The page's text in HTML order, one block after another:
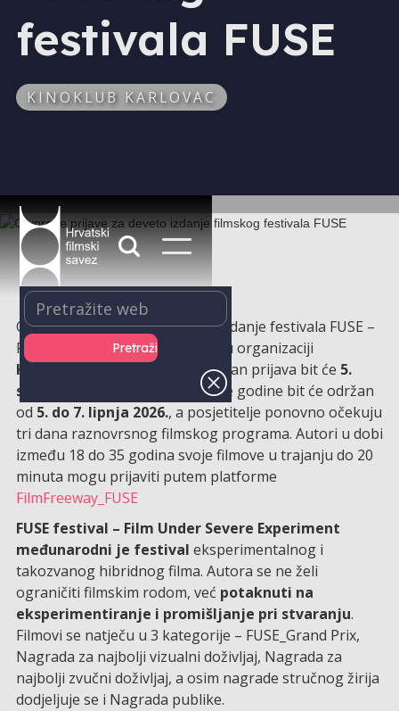
festivala FUSE
KINOKLUB KARLOVAC
Otvorene su prijave za deveto izdanje festivala FUSE –
Film Under Severe Experiment, u organizaciji
Kinokluba Karlovac
, a završni dan prijava bit će 5.
siječnja 2026..
Festival FUSE ove godine bit će održan
od 5. do 7. lipnja 2026., a posjetitelje ponovno očekuju
tri dana raznovrsnog filmskog programa. Autori u dobi
između 18 do 35 godina svoje filmove u trajanju do 20
minuta mogu prijaviti putem platforme
FilmFreeway_FUSE
FUSE festival – Film Under Severe Experiment
međunarodni je festival eksperimentalnog i
takozvanog hibridnog filma. Autora se ne želi
ograničiti filmskim rodom, već potaknuti na
eksperimentiranje i promišljanje pri stvaranju.
Filmovi se natječu u 3 kategorije – FUSE_Grand Prix,
Nagrada za najbolji vizualni doživljaj, Nagrada za
najbolji zvučni doživljaj, a osim nagrade stručnog žirija
dodjeljuje se i Nagrada publike.